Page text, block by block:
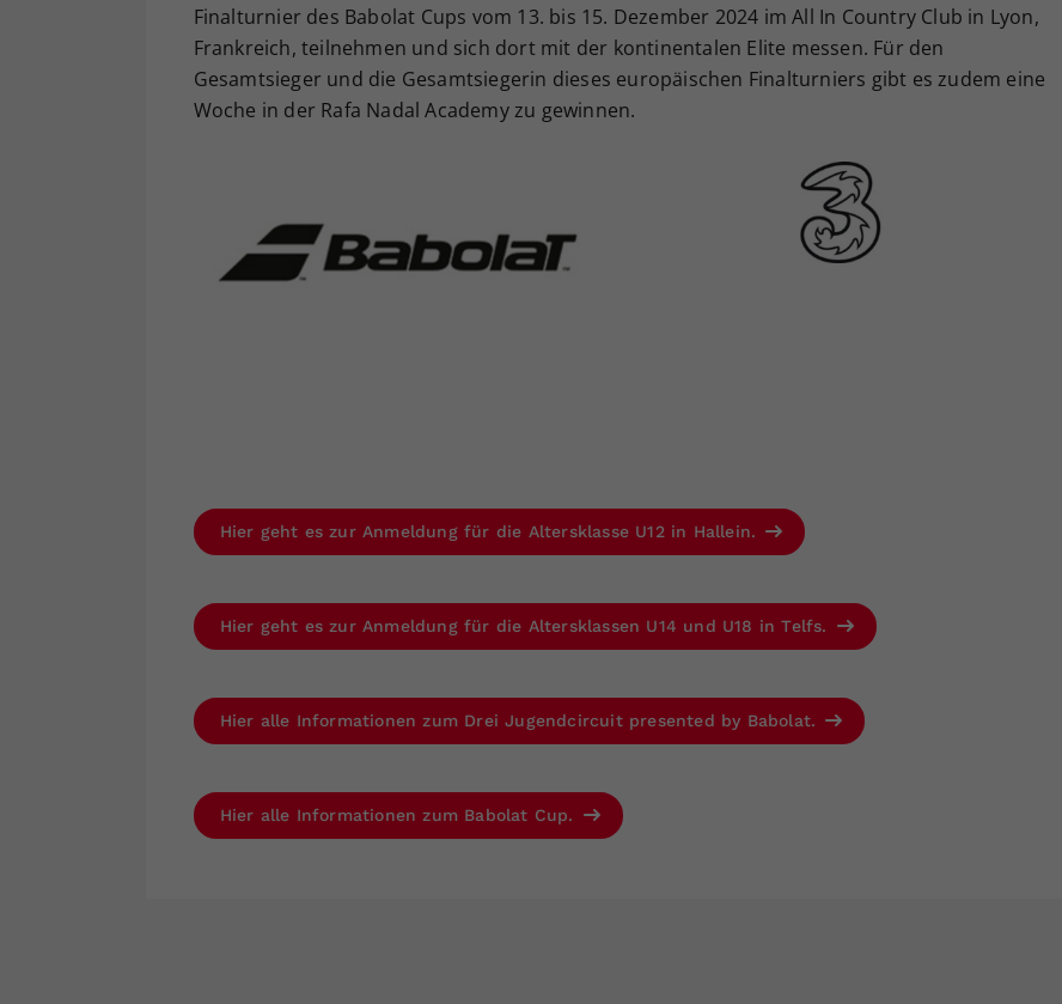
Finalturnier des Babolat Cups vom 13. bis 15. Dezember 2024 im All In Country Club in Lyon,
Frankreich, teilnehmen und sich dort mit der kontinentalen Elite messen. Für den
Gesamtsieger und die Gesamtsiegerin dieses europäischen Finalturniers gibt es zudem eine
Woche in der Rafa Nadal Academy zu gewinnen.
Hier geht es zur Anmeldung für die Altersklasse U12 in Hallein.
Hier geht es zur Anmeldung für die Altersklassen U14 und U18 in Telfs.
Hier alle Informationen zum Drei Jugendcircuit presented by Babolat.
Hier alle Informationen zum Babolat Cup.